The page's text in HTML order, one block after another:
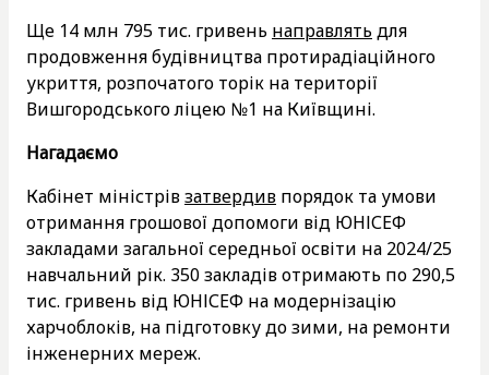
Ще 14 млн 795 тис. гривень направлять для
продовження будівництва протирадіаційного
укриття, розпочатого торік на території
Вишгородського ліцею №1 на Київщині.
Нагадаємо
Кабінет міністрівзатвердив порядок та умови
отримання грошової допомоги від ЮНІСЕФ
закладами загальної середньої освіти на 2024/25
навчальний рік. 350 закладів отримають по 290,5
тис. гривень від ЮНІСЕФ на модернізацію
харчоблоків, на підготовку до зими, на ремонти
інженерних мереж.